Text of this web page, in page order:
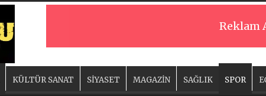
Reklam
KÜLTÜR SANAT SİYASET MAGAZİN SAĞLIK SPOR